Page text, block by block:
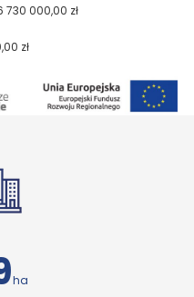
000,00 zł
zł
ha